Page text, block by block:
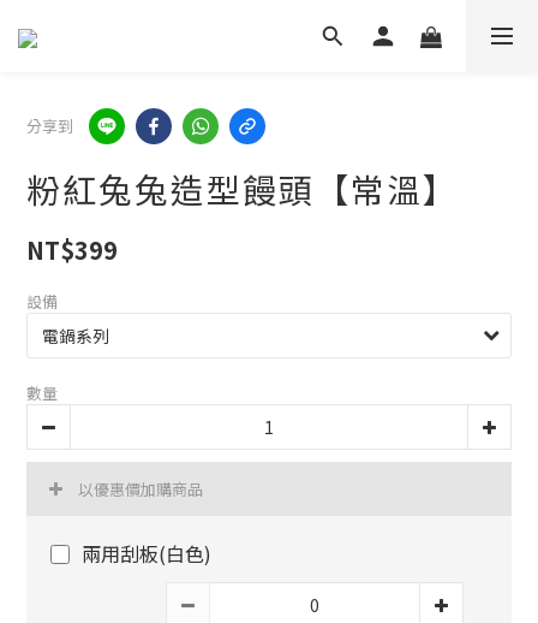
分享到
粉紅兔兔造型饅頭【常溫】
NT$399
設備
數量
以優惠價加購商品
兩用刮板(白色)